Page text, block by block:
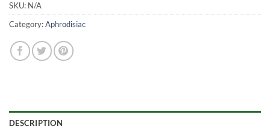
SKU: N/A
Category:Aphrodisiac
DESCRIPTION